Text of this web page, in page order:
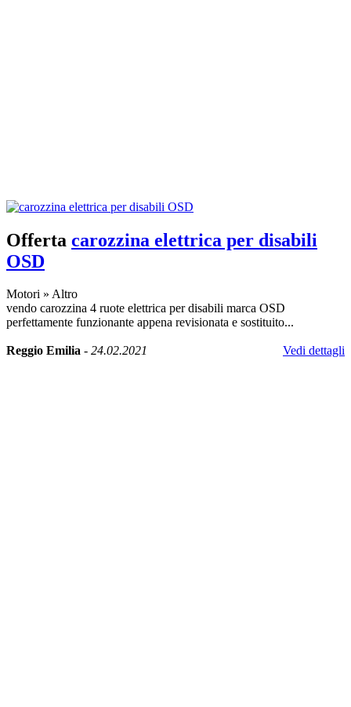
Offerta carozzina elettrica per disabili
OSD
Motori » Altro
vendo carozzina 4 ruote elettrica per disabili marca OSD
perfettamente funzionante appena revisionata e sostituito...
Reggio Emilia - 24.02.2021 Vedi dettagli